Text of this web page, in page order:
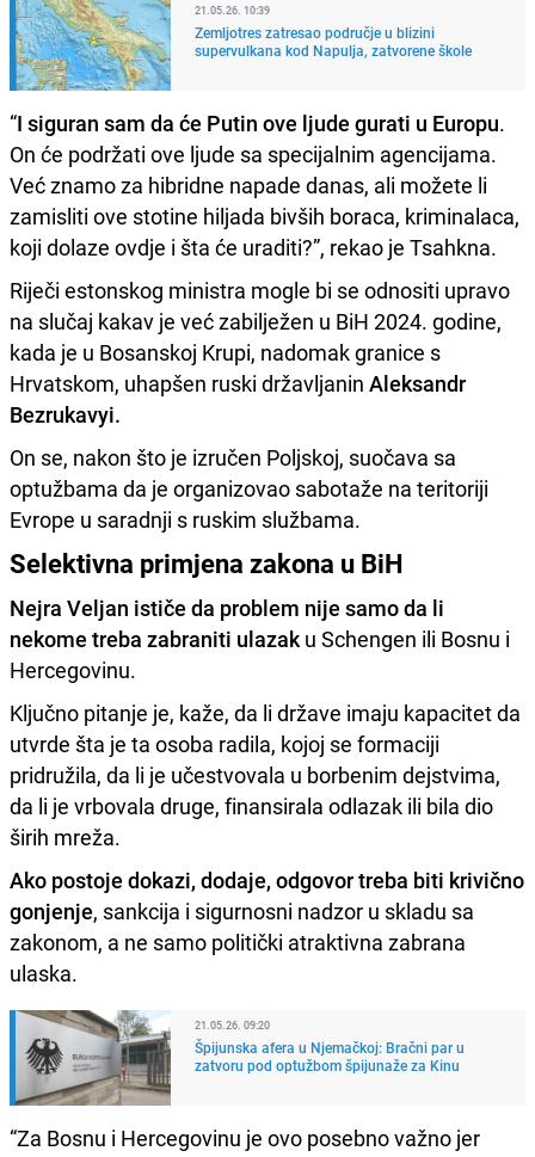
21.05.26. 10:39
Zemljotres zatresao područje u blizini
supervulkana kod Napulja, zatvorene škole
“I siguran sam da će Putin ove ljude gurati u Europu.
On će podržati ove ljude sa specijalnim agencijama.
Već znamo za hibridne napade danas, ali možete li
zamisliti ove stotine hiljada bivših boraca, kriminalaca,
koji dolaze ovdje i šta će uraditi?”, rekao je Tsahkna.
Riječi estonskog ministra mogle bi se odnositi upravo
na slučaj kakav je već zabilježen u BiH 2024. godine,
kada je u Bosanskoj Krupi, nadomak granice s
Hrvatskom, uhapšen ruski državljanin Aleksandr
Bezrukavyi.
On se, nakon što je izručen Poljskoj, suočava sa
optužbama da je organizovao sabotaže na teritoriji
Evrope u saradnji s ruskim službama.
Selektivna primjena zakona u BiH
Nejra Veljan ističe da problem nije samo da li
nekome treba zabraniti ulazak u Schengen ili Bosnu i
Hercegovinu.
Ključno pitanje je, kaže, da li države imaju kapacitet da
utvrde šta je ta osoba radila, kojoj se formaciji
pridružila, da li je učestvovala u borbenim dejstvima,
da li je vrbovala druge, finansirala odlazak ili bila dio
širih mreža.
Ako postoje dokazi, dodaje, odgovor treba biti krivično
gonjenje, sankcija i sigurnosni nadzor u skladu sa
zakonom, a ne samo politički atraktivna zabrana
ulaska.
21.05.26. 09:20
Špijunska afera u Njemačkoj: Bračni par u
zatvoru pod optužbom špijunaže za Kinu
“Za Bosnu i Hercegovinu je ovo posebno važno jer